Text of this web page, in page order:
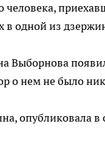
одной из
о нем не было
опубликовала